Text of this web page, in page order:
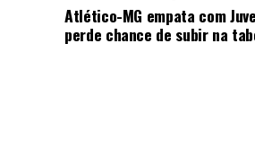
Atlético-MG empata com
perde chance de subir na